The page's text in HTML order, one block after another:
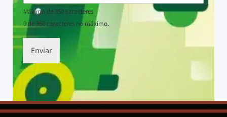
Máximo de 350 caracteres
0 de 350 caracteres no máximo.
Enviar